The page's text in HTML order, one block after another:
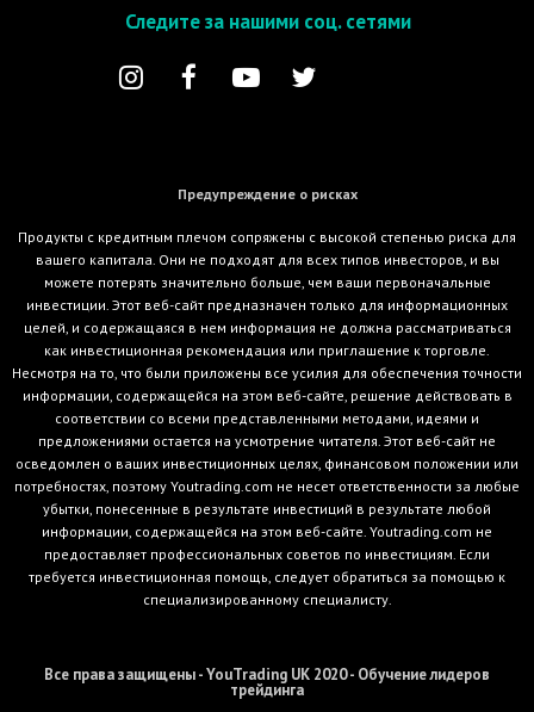
Следите за нашими соц. сетями
Предупреждение о рисках
Продукты с кредитным плечом сопряжены с высокой степенью риска для
вашего капитала. Они не подходят для всех типов инвесторов, и вы
можете потерять значительно больше, чем ваши первоначальные
инвестиции. Этот веб-сайт предназначен только для информационных
целей, и содержащаяся в нем информация не должна рассматриваться
как инвестиционная рекомендация или приглашение к торговле.
Несмотря на то, что были приложены все усилия для обеспечения точности
информации, содержащейся на этом веб-сайте, решение действовать в
соответствии со всеми представленными методами, идеями и
предложениями остается на усмотрение читателя. Этот веб-сайт не
осведомлен о ваших инвестиционных целях, финансовом положении или
потребностях, поэтому Youtrading.com не несет ответственности за любые
убытки, понесенные в результате инвестиций в результате любой
информации, содержащейся на этом веб-сайте. Youtrading.com не
предоставляет профессиональных советов по инвестициям. Если
требуется инвестиционная помощь, следует обратиться за помощью к
специализированному специалисту.
Все права защищены - YouTrading UK 2020 - Обучение лидеров
трейдинга